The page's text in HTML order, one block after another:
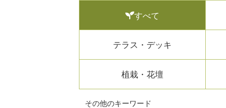
すべて
テラス・デッキ
植栽・花壇
その他のキーワード